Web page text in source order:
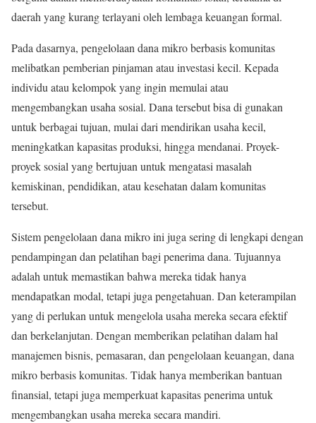
daerah yang kurang terlayani oleh lembaga keuangan formal.
Pada dasarnya, pengelolaan dana mikro berbasis komunitas
melibatkan pemberian pinjaman atau investasi kecil. Kepada
individu atau kelompok yang ingin memulai atau
mengembangkan usaha sosial. Dana tersebut bisa di gunakan
untuk berbagai tujuan, mulai dari mendirikan usaha kecil,
meningkatkan kapasitas produksi, hingga mendanai. Proyek-
proyek sosial yang bertujuan untuk mengatasi masalah
kemiskinan, pendidikan, atau kesehatan dalam komunitas
tersebut.
Sistem pengelolaan dana mikro ini juga sering di lengkapi dengan
pendampingan dan pelatihan bagi penerima dana. Tujuannya
adalah untuk memastikan bahwa mereka tidak hanya
mendapatkan modal, tetapi juga pengetahuan. Dan keterampilan
yang di perlukan untuk mengelola usaha mereka secara efektif
dan berkelanjutan. Dengan memberikan pelatihan dalam hal
manajemen bisnis, pemasaran, dan pengelolaan keuangan, dana
mikro berbasis komunitas. Tidak hanya memberikan bantuan
finansial, tetapi juga memperkuat kapasitas penerima untuk
mengembangkan usaha mereka secara mandiri.